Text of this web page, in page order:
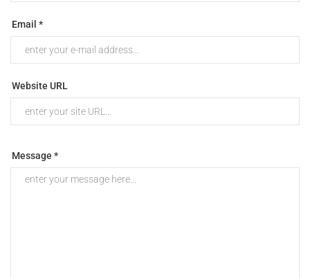
Email *
Website URL
Message *